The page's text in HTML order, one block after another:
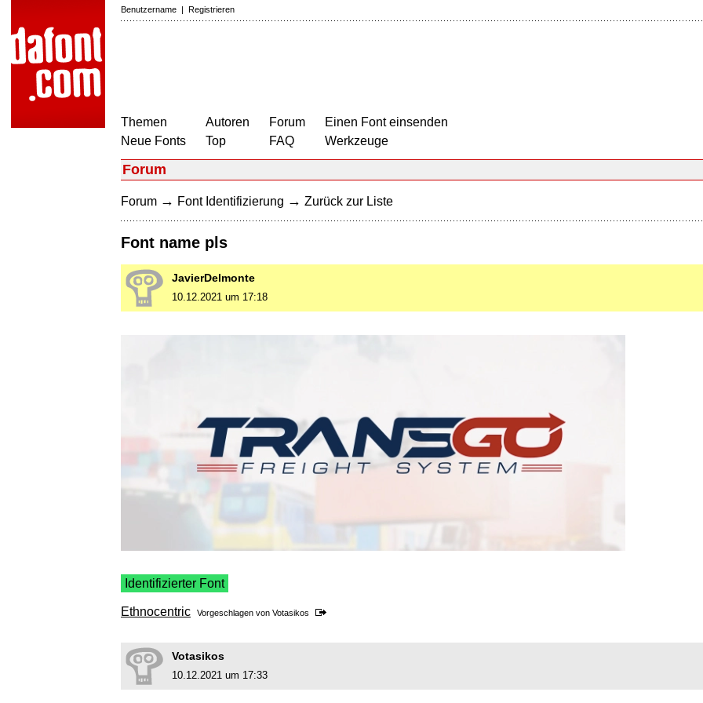
Benutzername | Registrieren
Themen
Neue Fonts
Autoren
Top
Forum
FAQ
Einen Font einsenden
Werkzeuge
Forum
Forum → Font Identifizierung → Zurück zur Liste
Font name pls
JavierDelmonte
10.12.2021 um 17:18
Identifizierter Font
Ethnocentric Vorgeschlagen von Votasikos
Votasikos
10.12.2021 um 17:33